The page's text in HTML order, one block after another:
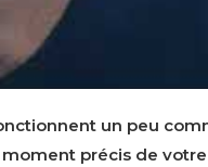
un peu
précis de